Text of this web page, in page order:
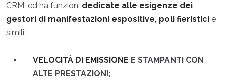
CRM, ed ha funzioni dedicate alle esigenze dei
gestori di manifestazioni espositive, poli fieristici e
simili:
VELOCITÀ DI EMISSIONE E STAMPANTI CON
ALTE PRESTAZIONI;